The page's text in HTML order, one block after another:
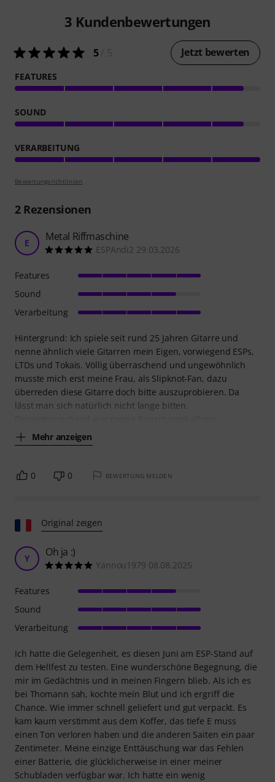
3 Kundenbewertungen
5/ 5 Jetzt bewerten
FEATURES
SOUND
VERARBEITUNG
Bewertungsrichtlinien
2Rezensionen
E Metal Riffmaschine
ESPAndi2 29.03.2026
Hintergrund: Ich spiele seit rund 25 Jahren Gitarre und
nenne ähnlich viele Gitarren mein Eigen, vorwiegend ESPs,
LTDs und Tokais. Völlig überraschend und ungewöhnlich
musste mich erst meine Frau, als Slipknot-Fan, dazu
überreden diese Gitarre doch bitte auszuprobieren. Da
lässt man sich natürlich nicht lange bitten.
Mehr anzeigen
Features
Sound
Verarbeitung
0 0 BEWERTUNG MELDEN
Original zeigen
Y Oh ja :)
Yannou1979 08.08.2025
Ich hatte die Gelegenheit, es diesen Juni am ESP-Stand auf
dem Hellfest zu testen. Eine wunderschöne Begegnung, die
mir im Gedächtnis und in meinen Fingern blieb. Als ich es
bei Thomann sah, kochte mein Blut und ich ergriff die
Chance. Wie immer schnell geliefert und gut verpackt. Es
kam kaum verstimmt aus dem Koffer, das tiefe E muss
einen Ton verloren haben und die anderen Saiten ein paar
Zentimeter. Meine einzige Enttäuschung war das Fehlen
einer Batterie, die glücklicherweise in einer meiner
Schubladen verfügbar war. Ich hatte ein wenig
Features
Sound
Verarbeitung